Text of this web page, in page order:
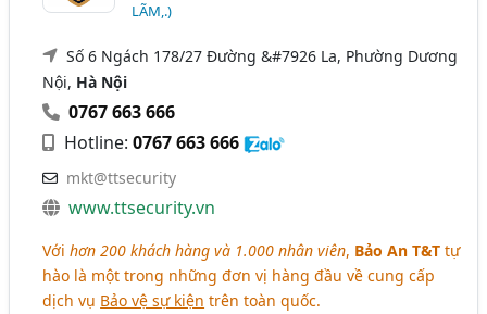
Hậu Giang
Long An
Quảng Nam
Quảng Ngãi
Tây Ninh
Vĩnh Long
LÃM,.)
Số 6 Ngách 178/27 Đường &#7926 La, Phường Dương
Nội, Hà Nội
0767 663 666
Hotline:0767 663 666
mkt@ttsecurity
www.ttsecurity.vn
Vớihơn 200 khách hàng và 1.000 nhân viên, Bảo An T&T tự
hào là một trong những đơn vị hàng đầu về cung cấp
dịch vụ Bảo vệ sự kiện trên toàn quốc.